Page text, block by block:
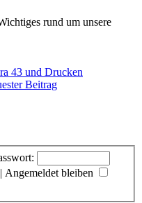
rund um unsere
43 und Drucken
Beitrag
| Angemeldet bleiben